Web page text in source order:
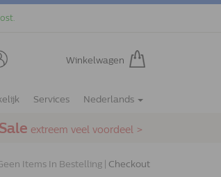
Winkelwagen
Services Nederlands
Sale extreem veel voordeel >
Items In Bestelling | Checkout